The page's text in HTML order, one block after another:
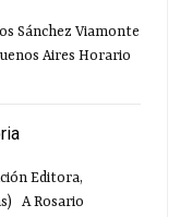
Sánchez Viamonte
Aires Horario
Editora,
A Rosario